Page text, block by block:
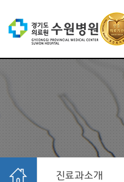
진료과소개